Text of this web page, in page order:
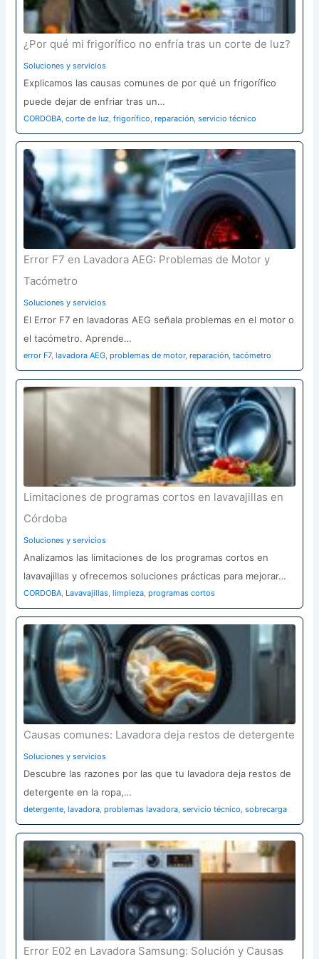
¿Por qué mi frigorífico no enfría tras un corte de luz?
Soluciones y servicios
Explicamos las causas comunes de por qué un frigorífico
puede dejar de enfriar tras un…
CORDOBA ,corte de luz ,frigorífico ,reparación ,servicio técnico
Error F7 en Lavadora AEG: Problemas de Motor y
Tacómetro
Soluciones y servicios
El Error F7 en lavadoras AEG señala problemas en el motor o
el tacómetro. Aprende…
error F7,lavadora AEG,problemas de motor,reparación,tacómetro
Limitaciones de programas cortos en lavavajillas en
Córdoba
Soluciones y servicios
Analizamos las limitaciones de los programas cortos en
lavavajillas y ofrecemos soluciones prácticas para mejorar…
CORDOBA, Lavavajillas,limpieza,programas cortos
Causas comunes: Lavadora deja restos de detergente
Soluciones y servicios
Descubre las razones por las que tu lavadora deja restos de
detergente en la ropa,…
detergente,lavadora,problemas lavadora,servicio técnico,sobrecarga
Error E02 en Lavadora Samsung: Solución y Causas